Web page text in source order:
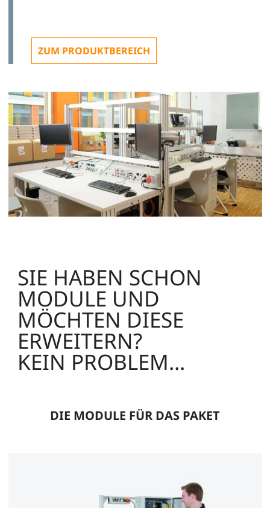
ZUM PRODUKTBEREICH
SIE HABEN SCHON
MODULE UND
MÖCHTEN DIESE
ERWEITERN?
KEIN PROBLEM...
DIE MODULE FÜR DAS PAKET